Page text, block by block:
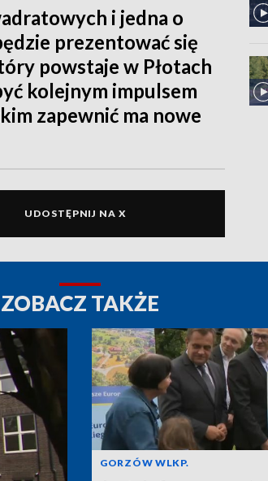
i jedna o
prezentować się
powstaje w Płotach
kolejnym impulsem
zapewnić ma nowe
UDOSTĘPNIJ NA X
ZOBACZ TAKŻE
GORZÓW WLKP.